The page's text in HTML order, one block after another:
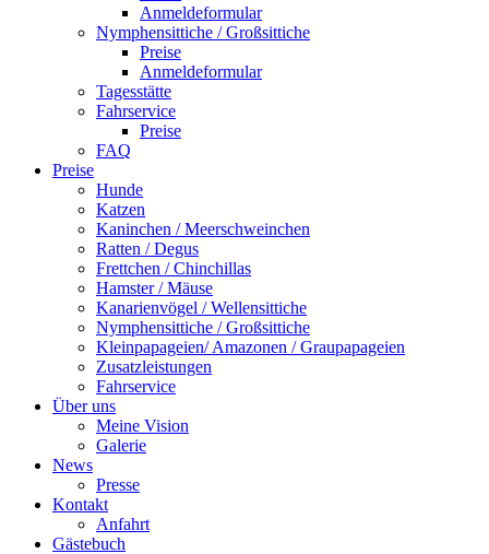
Anmeldeformular
Nymphensittiche / Großsittiche
Preise
Anmeldeformular
Tagesstätte
Fahrservice
Preise
FAQ
Preise
Hunde
Katzen
Kaninchen / Meerschweinchen
Ratten / Degus
Frettchen / Chinchillas
Hamster / Mäuse
Kanarienvögel / Wellensittiche
Nymphensittiche / Großsittiche
Kleinpapageien/ Amazonen / Graupapageien
Zusatzleistungen
Fahrservice
Über uns
Meine Vision
Galerie
News
Presse
Kontakt
Anfahrt
Gästebuch